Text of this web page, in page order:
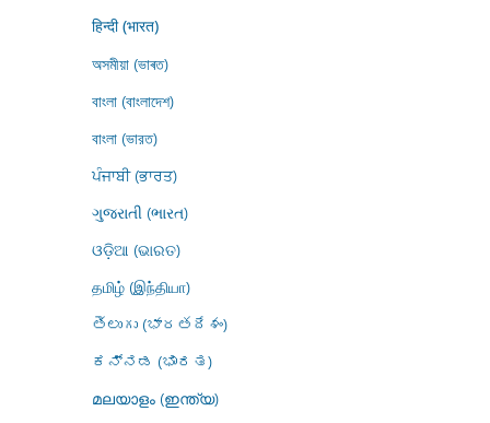
हिन्दी (भारत)
অসমীয়া (ভাৰত)
বাংলা (বাংলাদেশ)
বাংলা (ভারত)
ਪੰਜਾਬੀ (ਭਾਰਤ)
ગુજરાતી (ભારત)
ଓଡ଼ିଆ (ଭାରତ)
தமிழ் (இந்தியா)
తెలుగు (భారతదేశం)
ಕನ್ನಡ (ಭಾರತ)
മലയാളം (ഇന്ത്യ)